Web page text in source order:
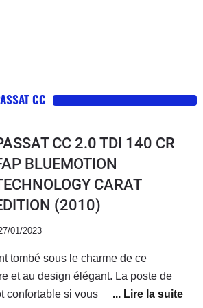
CC
CC 2.0 TDI 140 CR
BLUEMOTION
CARAT
(2010)
01/2023
tombé sous le charme de ce
et au design élégant. La poste de
confortable si vous aimez vous